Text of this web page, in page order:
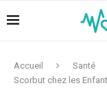
Accueil Santé
Scorbut chez les